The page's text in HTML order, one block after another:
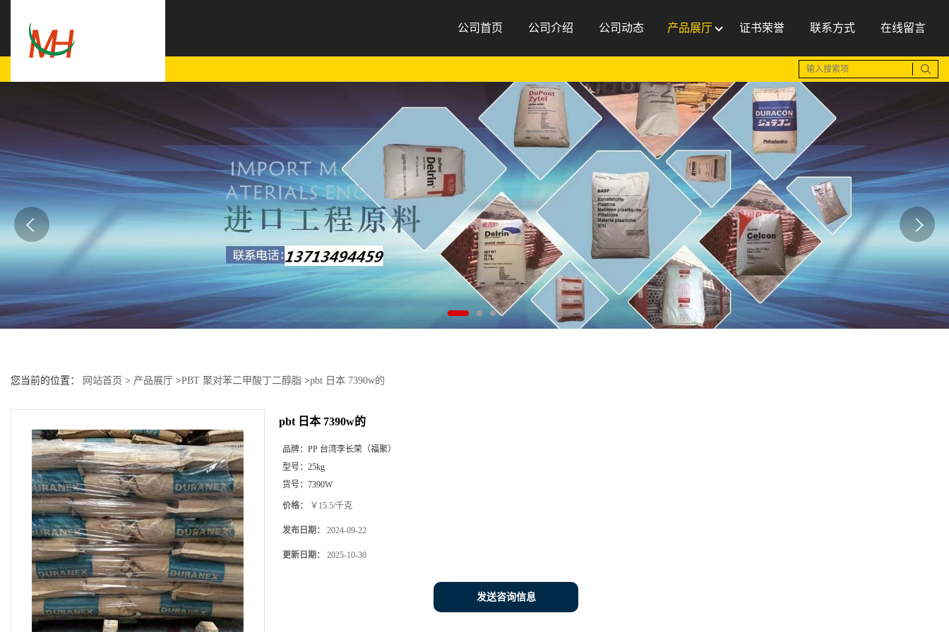
公司首页 公司介绍 公司动态 产品展厅 证书荣誉 联系方式 在线留言
您当前的位置： 网站首页 > 产品展厅 >PBT 聚对苯二甲酸丁二醇脂 >pbt 日本 7390w的
pbt 日本 7390w的
品牌： PP 台湾李长荣（福聚）
型号： 25kg
货号： 7390W
价格： ￥15.5/千克
发布日期： 2024-09-22
更新日期： 2025-10-30
发送咨询信息